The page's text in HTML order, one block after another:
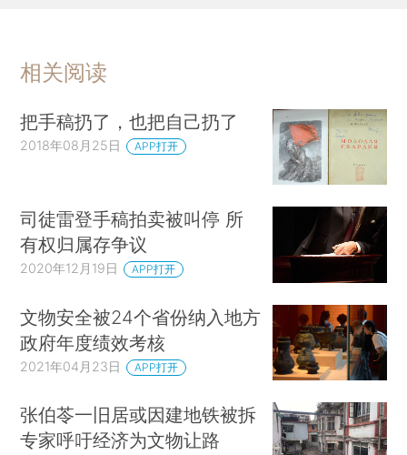
相关阅读
把手稿扔了，也把自己扔了
2018年08月25日 APP打开
司徒雷登手稿拍卖被叫停 所
有权归属存争议
2020年12月19日 APP打开
文物安全被24个省份纳入地方
政府年度绩效考核
2021年04月23日 APP打开
张伯苓一旧居或因建地铁被拆
专家呼吁经济为文物让路